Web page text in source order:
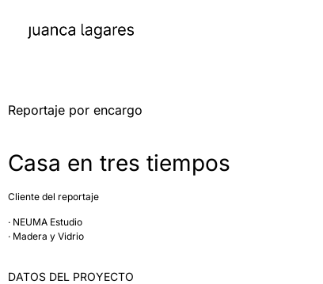
Reportaje por encargo
Casa en tres tiempos
Cliente del reportaje
· NEUMA Estudio
· Madera y Vidrio
DATOS DEL PROYECTO